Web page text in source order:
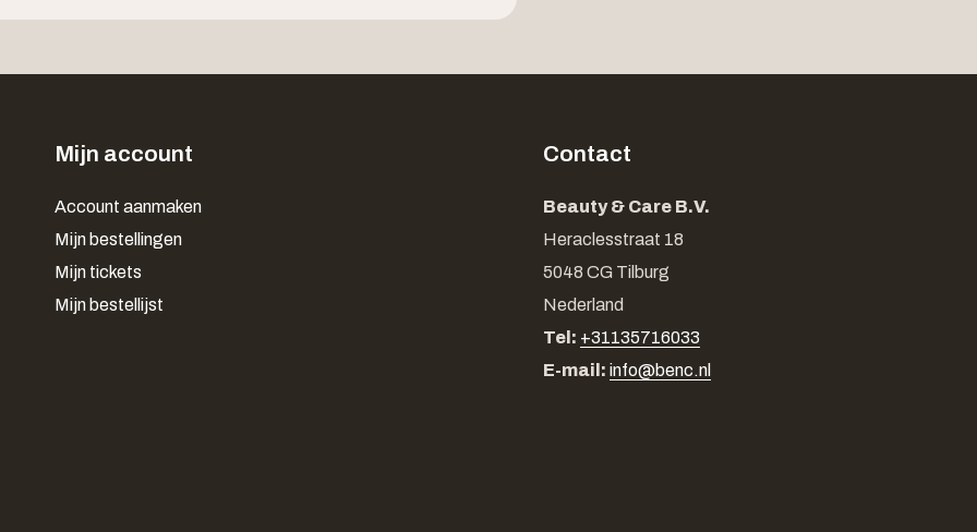
Mijn account
Account aanmaken
Mijn bestellingen
Mijn tickets
Mijn bestellijst
Contact
Beauty & Care B.V.
Heraclesstraat 18
5048 CG Tilburg
Nederland
Tel: +31135716033
E-mail: info@benc.nl